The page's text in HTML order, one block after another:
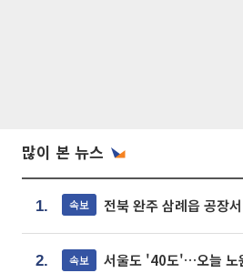
많이 본 뉴스
1. 속보 전북 완주 삼례읍 공장
2. 속보 서울도 '40도'…오늘 노